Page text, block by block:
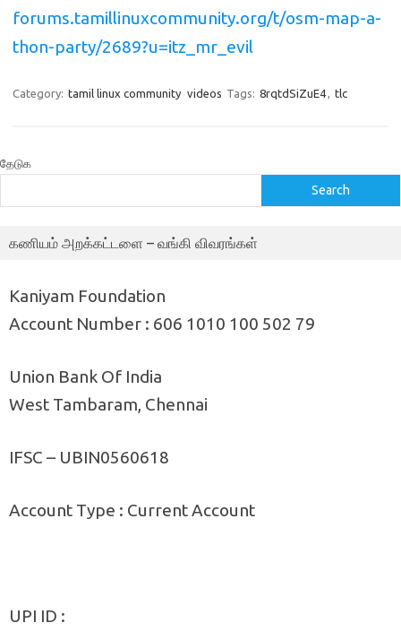
forums.tamillinuxcommunity.org/t/osm-map-a-
thon-party/2689?u=itz_mr_evil
Category: tamil linux community videos Tags: 8rqtdSiZuE4, tlc
தேடுக
Search
கணியம் அறக்கட்டளை – வங்கி விவரங்கள்
Kaniyam Foundation
Account Number : 606 1010 100 502 79
Union Bank Of India
West Tambaram, Chennai
IFSC – UBIN0560618
Account Type : Current Account
UPI ID :